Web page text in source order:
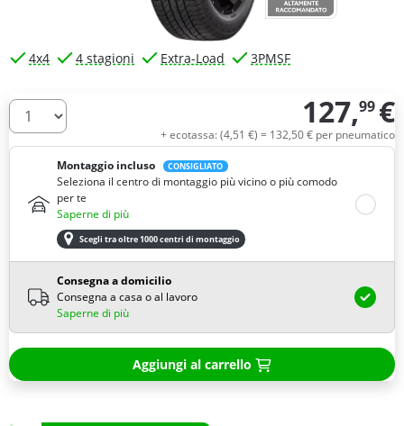
4x4 4 stagioni Extra-Load 3PMSF
Quantità 127,99 €
+ ecotassa: (4,51 €) = 132,50€ per pneumatico
Montaggio incluso
CONSIGLIATO
Seleziona il centro di montaggio più vicino o più comodo
per te
Saperne di più
Scegli tra oltre 1000 centri di montaggio
Consegna a domicilio
Consegna a casa o al lavoro
Saperne di più
Aggiungi al carrello